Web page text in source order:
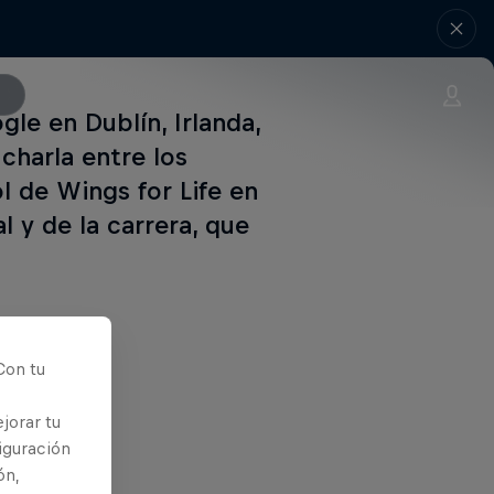
en Dublín, Irlanda,
entre los
de Wings for Life en
y de la carrera, que
tu
tu